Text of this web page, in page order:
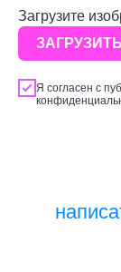
Загрузите
Я согласен с